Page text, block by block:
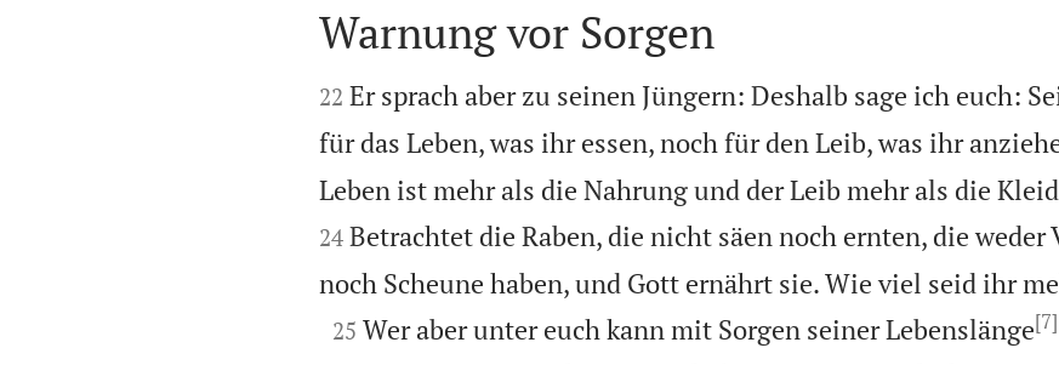

Warnung vor Sorgen

22 Er sprach aber zu seinen Jüngern: Deshalb sage ich euch:
für das Leben, was ihr essen, noch für den Leib, was ihr
Leben ist mehr als die Nahrung und der Leib mehr als die
24 Betrachtet die Raben, die nicht säen noch ernten, die weder
noch Scheune haben, und Gott ernährt sie. Wie viel seid ihr

25 Wer aber unter euch kann mit Sorgen seiner Lebenslänge[7]